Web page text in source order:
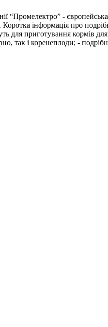
“Промелектро” -
Коротка інформація про
для приготування кормів
так і коренеплоди; -